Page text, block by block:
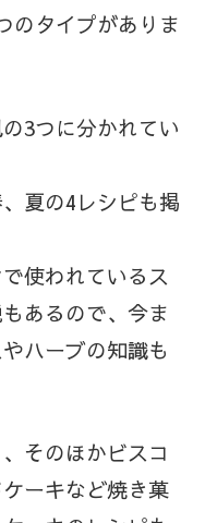
のタイプがありま
3つに分かれてい
夏の4レシピも掲
使われているス
あるので、今ま
ハーブの知識も
そのほかビスコ
ーキなど焼き菓